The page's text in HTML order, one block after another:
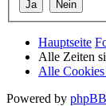
Hauptseite
Alle Zeiten
Alle Cookies
Powered by phpBB